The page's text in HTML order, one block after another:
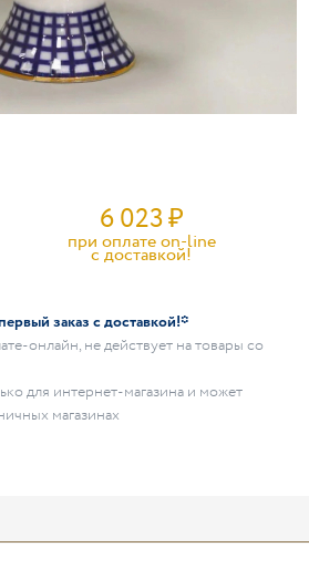
6 023₽
при оплате on-line
c доставкой!
заказ с доставкой!*
онлайн, не действует на товары со
для интернет-магазина и может
магазинах